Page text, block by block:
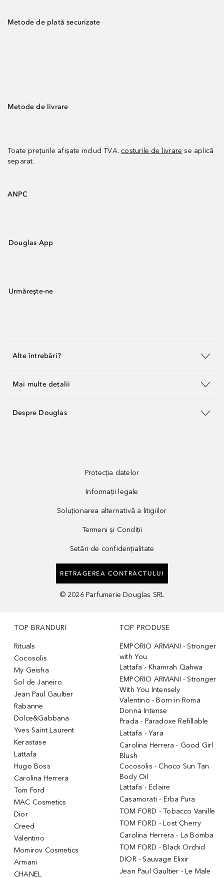
Metode de plată securizate
Metode de livrare
Toate prețurile afișate includ TVA. costurile de livrare se aplică
separat.
ANPC
Douglas App
Urmărește-ne
Alte întrebări?
Mai multe detalii
Despre Douglas
Protecția datelor
Informații legale
Soluționarea alternativă a litigiilor
Termeni și Condiții
Setări de confidențialitate
RETRAGEREA CONTRACTULUI
© 2026 Parfumerie Douglas SRL
TOP BRANDURI
Rituals
Cocosolis
My Geisha
Sol de Janeiro
Jean Paul Gaultier
Rabanne
Dolce&Gabbana
Yves Saint Laurent
Kerastase
Lattafa
Hugo Boss
Carolina Herrera
Tom Ford
MAC Cosmetics
Dior
Creed
Valentino
Momirov Cosmetics
Armani
CHANEL
TOP PRODUSE
EMPORIO ARMANI - Stronger
with You
Lattafa - Khamrah Qahwa
EMPORIO ARMANI - Stronger
With You Intensely
Valentino - Born in Roma
Donna Intense
Prada - Paradoxe Refillable
Lattafa - Yara
Carolina Herrera - Good Girl
Blush
Cocosolis - Choco Sun Tan
Body Oil
Lattafa - Eclaire
Casamorati - Erba Pura
TOM FORD - Tobacco Vanille
TOM FORD - Lost Cherry
Carolina Herrera - La Bomba
TOM FORD - Black Orchid
DIOR - Sauvage Elixir
Jean Paul Gaultier - Le Male